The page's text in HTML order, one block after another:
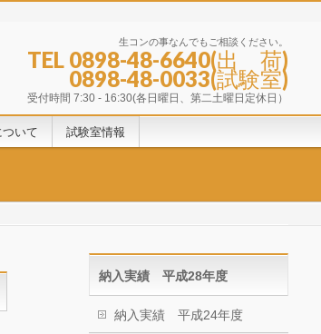
生コンの事なんでもご相談ください。
TEL 0898-48-6640(出 荷)
0898-48-0033(試験室)
受付時間 7:30 - 16:30(各日曜日、第二土曜日定休日）
いて 試験室情報
納入実績 平成28年度
納入実績 平成24年度